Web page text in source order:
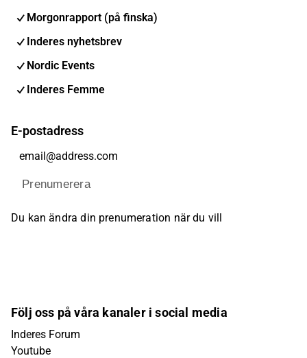
Morgonrapport (på finska)
Inderes nyhetsbrev
Nordic Events
Inderes Femme
E-postadress
Prenumerera
Du kan ändra din prenumeration när du vill
Följ oss på våra kanaler i social media
Inderes Forum
Youtube